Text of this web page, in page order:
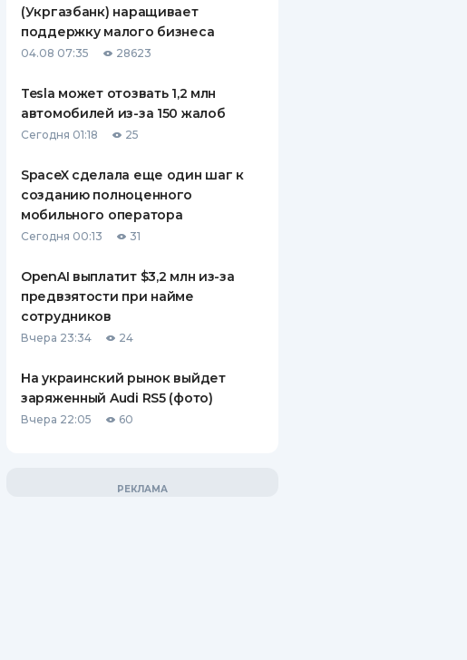
ПУТЕВОДИТЕЛИ ПО
СТРАХОВЫЕ КОМПАНИИ
КОМПАНИЯХ
ДОСТАВКА И ОПЛАТА
КОНТАКТЫ
(Укргазбанк) наращивает
поддержку малого бизнеса
04.08 07:35 28623
Tesla может отозвать 1,2 млн
автомобилей из-за 150 жалоб
Сегодня 01:18 25
SpaceX сделала еще один шаг к
созданию полноценного
мобильного оператора
Сегодня 00:13 31
OpenAI выплатит $3,2 млн из-за
предвзятости при найме
сотрудников
Вчера 23:34 24
На украинский рынок выйдет
заряженный Audi RS5 (фото)
Вчера 22:05 60